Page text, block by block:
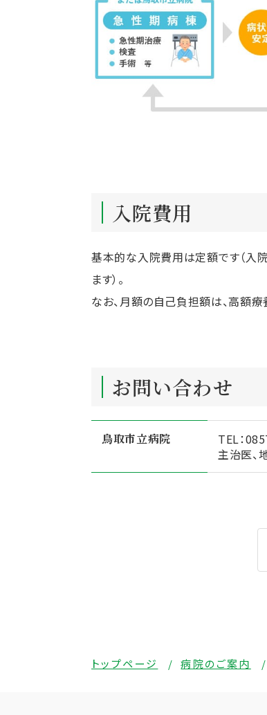
入院費用
基本的な入院費用は定額です（入
ます）。
なお、月額の自己負担額は、高額
お問い合わせ
鳥取市立病院 TEL：
主治医、
トップページ 病院のご案内